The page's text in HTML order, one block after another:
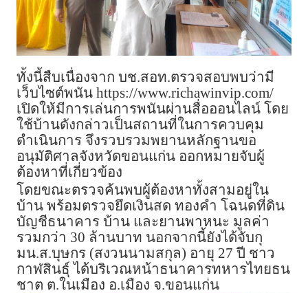
ทั้งนี้สืบเนื่องจาก บช.สอท.ตรวจสอบพบว่ามี
เว็บไซต์พนัน https://www.richawinvip.com/
เปิดให้มีการเล่นการพนันผ่านสื่อออนไลน์ โดย
ใช้บ้านดังกล่าวเป็นสถานที่ในการควบคุม
ดำเนินการ จึงรวบรวมพยานหลักฐานขอ
อนุมัติศาลจังหวัดขอนแก่น ออกหมายจับผู้
ต้องหาที่เกี่ยวข้อง
โดยขณะตรวจค้นพบผู้ต้องหาทั้งสามอยู่ใน
บ้าน พร้อมตรวจยึดเงินสด ทองคำ โฉนดที่ดิน
บัญชีธนาคาร บ้าน และยานพาหนะ มูลค่า
รวมกว่า 30 ล้านบาท นอกจากนี้ยังได้จับกุ
มน.ส.บุษกร (สงวนนามสกุล) อายุ 27 ปี ชาว
กาฬสินธุ์ ได้บริเวณหน้าธนาคารทหารไทยธน
ชาต ต.ในเมือง อ.เมือง จ.ขอนแก่น